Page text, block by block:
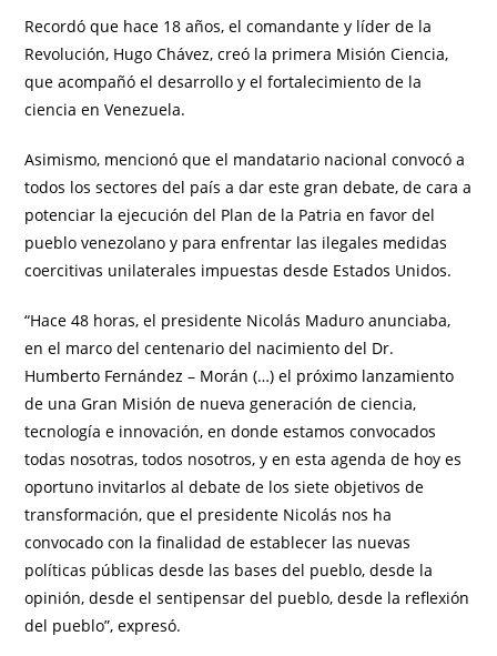
Recordó que hace 18 años, el comandante y líder de la
Revolución, Hugo Chávez, creó la primera Misión Ciencia,
que acompañó el desarrollo y el fortalecimiento de la
ciencia en Venezuela.
Asimismo, mencionó que el mandatario nacional convocó a
todos los sectores del país a dar este gran debate, de cara a
potenciar la ejecución del Plan de la Patria en favor del
pueblo venezolano y para enfrentar las ilegales medidas
coercitivas unilaterales impuestas desde Estados Unidos.
“Hace 48 horas, el presidente Nicolás Maduro anunciaba,
en el marco del centenario del nacimiento del Dr.
Humberto Fernández – Morán (…) el próximo lanzamiento
de una Gran Misión de nueva generación de ciencia,
tecnología e innovación, en donde estamos convocados
todas nosotras, todos nosotros, y en esta agenda de hoy es
oportuno invitarlos al debate de los siete objetivos de
transformación, que el presidente Nicolás nos ha
convocado con la finalidad de establecer las nuevas
políticas públicas desde las bases del pueblo, desde la
opinión, desde el sentipensar del pueblo, desde la reflexión
del pueblo”, expresó.